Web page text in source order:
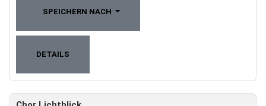
SPEICHERN NACH
DETAILS